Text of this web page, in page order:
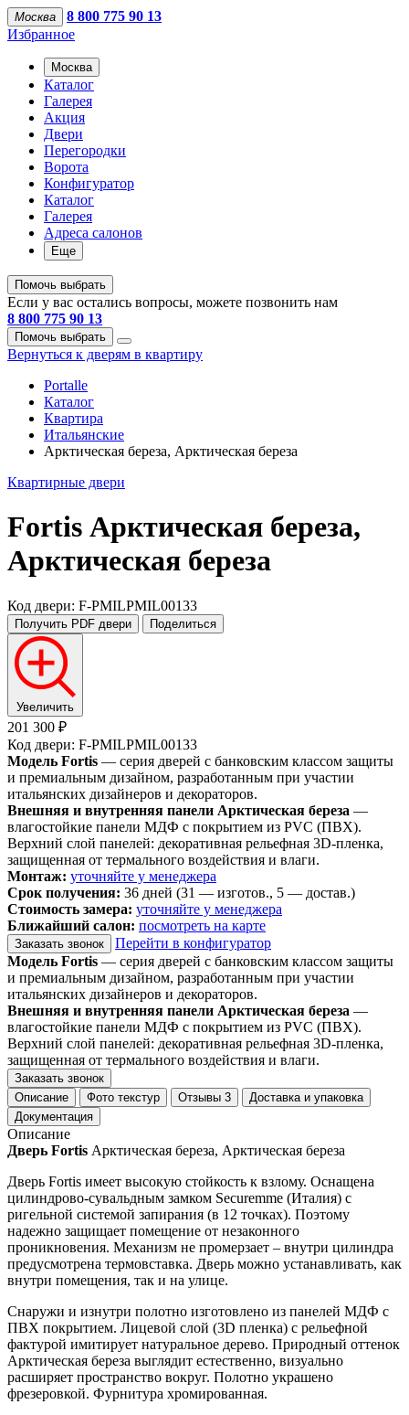
Москва
8 800 775 90 13
Избранное
Москва
Каталог
Галерея
Акция
Двери
Перегородки
Ворота
Конфигуратор
Каталог
Галерея
Адреса салонов
Еще
Помочь выбрать
Если у вас остались вопросы, можете позвонить нам
8 800 775 90 13
Помочь выбрать
Вернуться к дверям в квартиру
Portalle
Каталог
Квартира
Итальянские
Арктическая береза, Арктическая береза
Квартирные двери
Fortis Арктическая береза,
Арктическая береза
Код двери: F-PMILPMIL00133
Получить PDF двери Поделиться
Увеличить
201 300 ₽
Код двери: F-PMILPMIL00133
Модель Fortis — серия дверей с банковским классом защиты
и премиальным дизайном, разработанным при участии
итальянских дизайнеров и декораторов.
Внешняя и внутренняя панели Арктическая береза —
влагостойкие панели МДФ с покрытием из PVC (ПВХ).
Верхний слой панелей: декоративная рельефная 3D-пленка,
защищенная от термального воздействия и влаги.
Монтаж: уточняйте у менеджера
Срок получения: 36 дней (31 — изготов., 5 — достав.)
Стоимость замера: уточняйте у менеджера
Ближайший салон: посмотреть на карте
Заказать звонок
Перейти в конфигуратор
Модель Fortis — серия дверей с банковским классом защиты
и премиальным дизайном, разработанным при участии
итальянских дизайнеров и декораторов.
Внешняя и внутренняя панели Арктическая береза —
влагостойкие панели МДФ с покрытием из PVC (ПВХ).
Верхний слой панелей: декоративная рельефная 3D-пленка,
защищенная от термального воздействия и влаги.
Заказать звонок
Описание
Фото текстур Отзывы 3
Доставка и упаковка
Документация
Описание
Дверь Fortis Арктическая береза, Арктическая береза
Дверь Fortis имеет высокую стойкость к взлому. Оснащена
цилиндрово-сувальдным замком Securemme (Италия) с
ригельной системой запирания (в 12 точках). Поэтому
надежно защищает помещение от незаконного
проникновения. Механизм не промерзает – внутри цилиндра
предусмотрена термовставка. Дверь можно устанавливать, как
внутри помещения, так и на улице.
Снаружи и изнутри полотно изготовлено из панелей МДФ с
ПВХ покрытием. Лицевой слой (3D пленка) с рельефной
фактурой имитирует натуральное дерево. Природный оттенок
Арктическая береза выглядит естественно, визуально
расширяет пространство вокруг. Полотно украшено
фрезеровкой. Фурнитура хромированная.